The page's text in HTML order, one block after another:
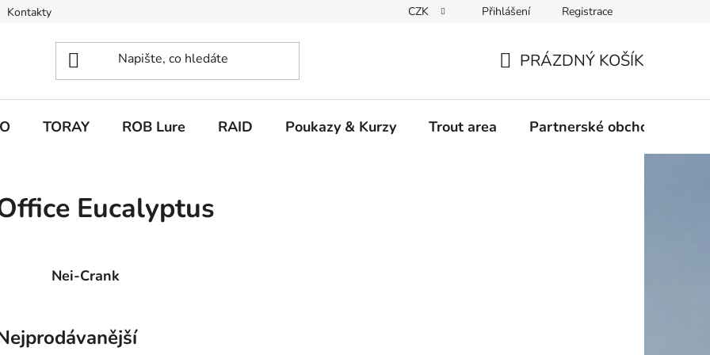
Kontakty CZK Přihlášení Registrace
KOŠÍK
PRÁZDNÝ KOŠÍK
TORAY ROB Lure RAID Poukazy & Kurzy Trout area Partnerské obchody
Eucalyptus
Nei-Crank